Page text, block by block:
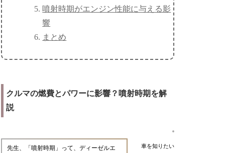
噴射時期がエンジン性能に与える影
響
まとめ
クルマの燃費とパワーに影響？噴射時期を解
説
車を知りたい
先生、「噴射時期」って、ディーゼルエ